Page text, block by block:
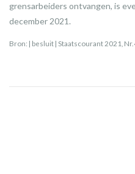
grensarbeiders ontvangen, is
december 2021.
Bron: | besluit | Staatscourant 2021,